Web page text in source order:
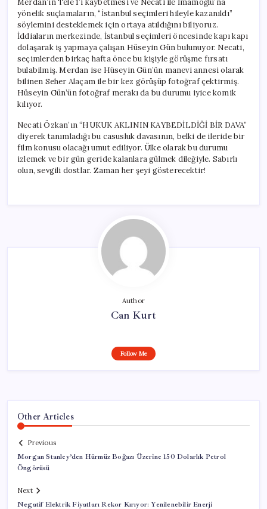
yönelik suçlamaların, “İstanbul seçimleri hileyle kazanıldı”
söylemini desteklemek için ortaya atıldığını biliyoruz.
İddiaların merkezinde, İstanbul seçimleri öncesinde kapı kapı
dolaşarak iş yapmaya çalışan Hüseyin Gün bulunuyor. Necati,
seçimlerden birkaç hafta önce bu kişiyle görüşme fırsatı
bulabilmiş. Merdan ise Hüseyin Gün’ün manevi annesi olarak
bilinen Seher Alaçam ile bir kez görüşüp fotoğraf çektirmiş.
Hüseyin Gün’ün fotoğraf merakı da bu durumu iyice komik
kılıyor.
Necati Özkan’ın “HUKUK AKLININ KAYBEDİLDİĞİ BİR DAVA”
diyerek tanımladığı bu casusluk davasının, belki de ileride bir
film konusu olacağı umut ediliyor. Ülke olarak bu durumu
izlemek ve bir gün geride kalanlara gülmek dileğiyle. Sabırlı
olun, sevgili dostlar. Zaman her şeyi gösterecektir!
Author
Can Kurt
Follow Me
Other Articles
Previous
Morgan Stanley’den Hürmüz Boğazı Üzerine 150 Dolarlık Petrol
Öngörüsü
Next
Negatif Elektrik Fiyatları Rekor Kırıyor: Yenilenebilir Enerji